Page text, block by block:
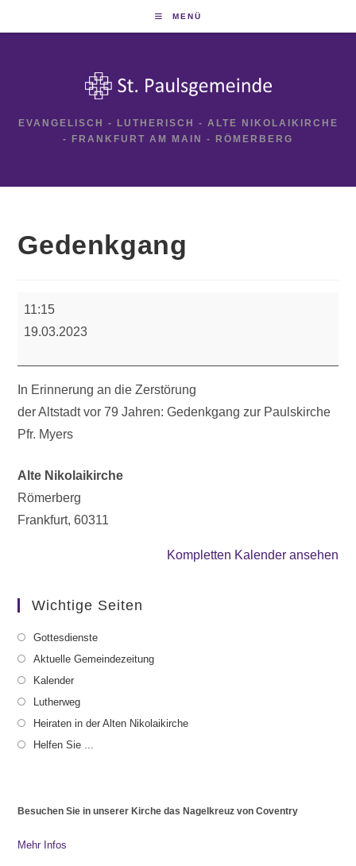
MENÜ
EVANGELISCH - LUTHERISCH - ALTE NIKOLAIKIRCHE
- FRANKFURT AM MAIN - RÖMERBERG
Gedenkgang
11:15
19.03.2023
In Erinnerung an die Zerstörung
der Altstadt vor 79 Jahren: Gedenkgang zur Paulskirche
Pfr. Myers
Alte Nikolaikirche
Römerberg
Frankfurt,60311
Kompletten Kalender ansehen
Wichtige Seiten
Gottesdienste
Aktuelle Gemeindezeitung
Kalender
Lutherweg
Heiraten in der Alten Nikolaikirche
Helfen Sie ...
Besuchen Sie in unserer Kirche das Nagelkreuz von Coventry
Mehr Infos